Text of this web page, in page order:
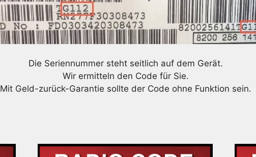
Die Seriennummer steht seitlich auf dem Gerät.
Wir ermitteln den Code für Sie.
Mit Geld-zurück-Garantie sollte der Code ohne Funktion sein.